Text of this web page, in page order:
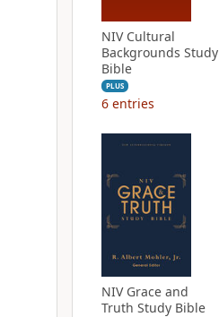
NIV Cultural
Backgrounds Study
Bible
PLUS
6 entries
NIV Grace and
Truth Study Bible